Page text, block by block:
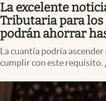
La excelente
Tributaria para los
podrán ahorrar
La cuantía podría ascender
cumplir con este requisito.